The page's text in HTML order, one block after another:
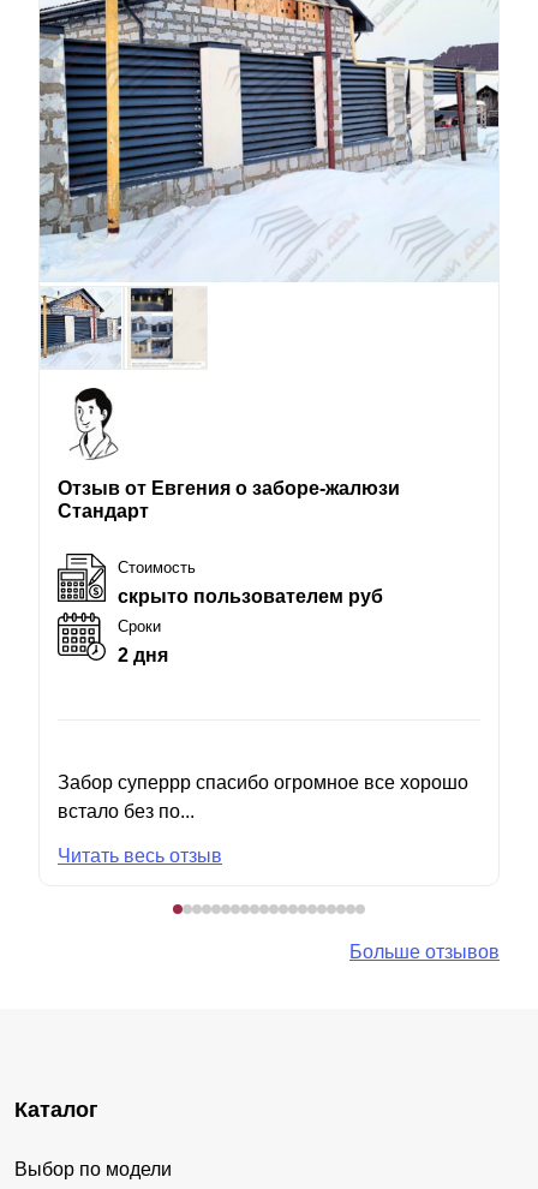
Отзыв от Евгения о заборе-жалюзи
Стандарт
Стоимость
скрыто пользователем руб
Сроки
2 дня
Забор суперрр спасибо огромное все хорошо
встало без по...
Читать весь отзыв
Больше отзывов
Каталог
Выбор по модели